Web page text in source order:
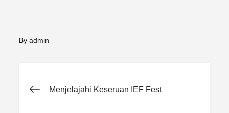
Byadmin
Post
Menjelajahi Keseruan IEF Fest